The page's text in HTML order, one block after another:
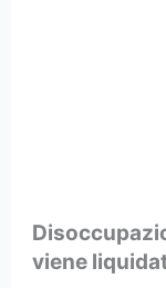
viene